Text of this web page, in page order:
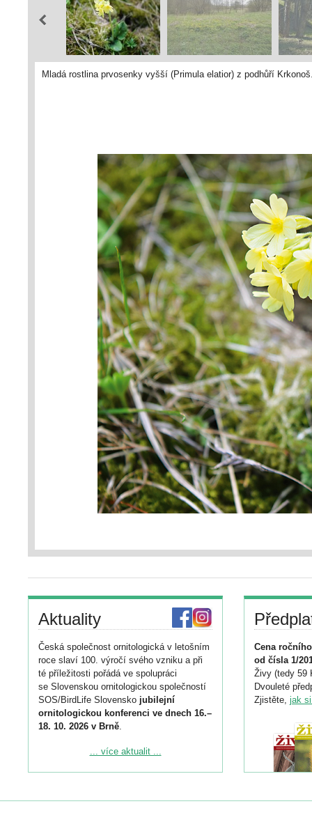
Mladá rostlina prvosenky vyšší (Primula elatior) z podhůří
Aktuality
Česká společnost ornitologická v letošním
roce slaví 100. výročí svého vzniku a při
té příležitosti pořádá ve spolupráci
se Slovenskou ornitologickou společností
SOS/BirdLife Slovensko jubilejní
ornitologickou konferenci ve dnech 16.–
18. 10. 2026 v Brně.
Podrobnější informace ke konferenci
Registrovat se můžete do 6. září.
... více aktualit ...
Cena
od čísla 1/
Živy (tedy 59
Dvouleté
Zjistěte, jak